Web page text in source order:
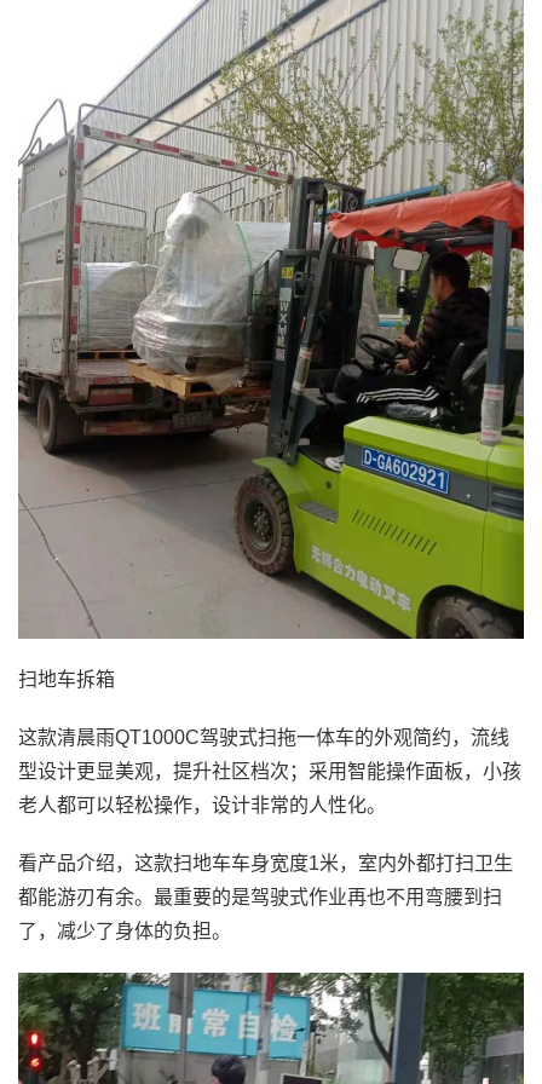
扫地车拆箱
这款清晨雨QT1000C驾驶式扫拖一体车的外观简约，流线
型设计更显美观，提升社区档次；采用智能操作面板，小孩
老人都可以轻松操作，设计非常的人性化。
看产品介绍，这款扫地车车身宽度1米，室内外都打扫卫生
都能游刃有余。最重要的是驾驶式作业再也不用弯腰到扫
了，减少了身体的负担。